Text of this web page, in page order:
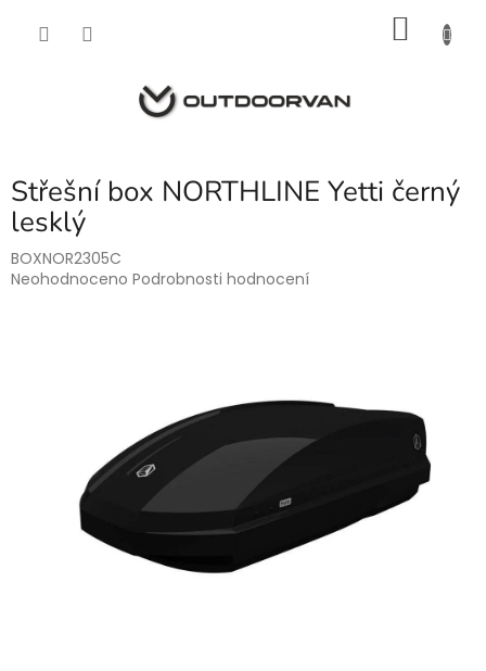
Střešní box NORTHLINE Yetti černý
lesklý
BOXNOR2305C
Průměrné
Neohodnoceno Podrobnosti hodnocení